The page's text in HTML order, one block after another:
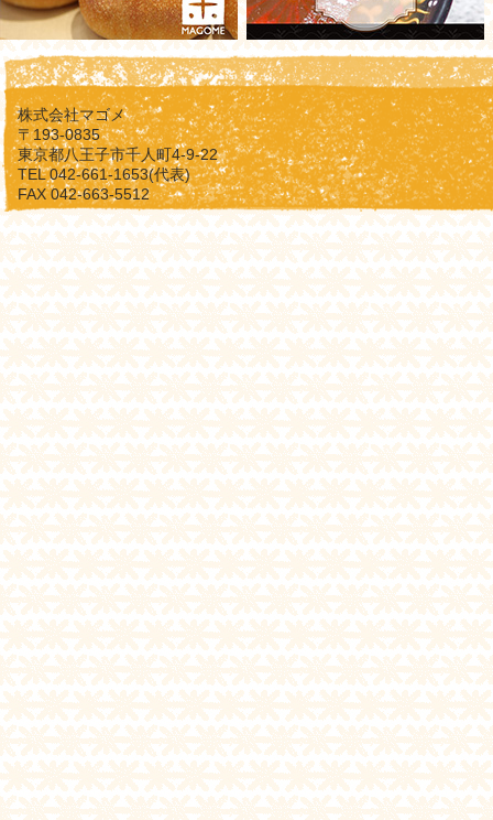
株式会社マゴメ
〒193-0835
東京都八王子市千人町4-9-22
TEL 042-661-1653(代表)
FAX 042-663-5512